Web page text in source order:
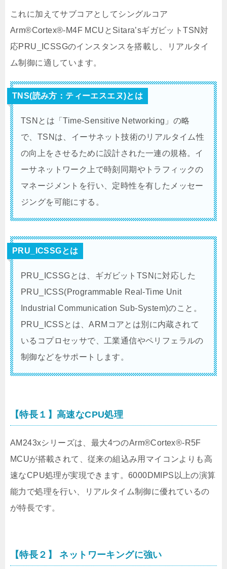
これに加えてサブコアとしてシングルコア
Arm®Cortex®-M4F MCUとSitara’sギガビットTSN対
応PRU_ICSSGのインスタンスを搭載し、リアルタイ
ム制御に適しています。
TNS(読み方：ティーエスエヌ)とは
TSNとは「Time-Sensitive Networking」の略
で、TSNは、イーサネット技術のリアルタイム性
の向上をさせるために設計された一連の規格。イ
ーサネットワーク上で時刻同期やトラフィックの
マネージメントを行い、定時性を有したメッセー
ジングを可能にする。
PRU_ICSSGとは
PRU_ICSSGとは、ギガビットTSNに対応した
PRU_ICSS(Programmable Real-Time Unit
Industrial Communication Sub-System)のこと。
PRU_ICSSとは、ARMコアとは別に内蔵されて
いるコプロセッサで、工業通信やペリフェラルの
制御などをサポートします。
【特長１】高速なCPU処理
AM243xシリーズは、最大4つのArm®Cortex®-R5F
MCUが搭載されて、従来の組込み用マイコンよりも高
速なCPU処理が実現できます。6000DMIPS以上の演算
能力で処理を行い、リアルタイム制御に優れているの
が特長です。
【特長２】 ネットワーキングに強い